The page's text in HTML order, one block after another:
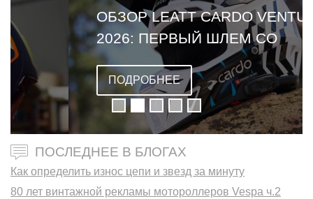
ОБЗОР LEATT CARDO VENTURE
2026: ПЕРВЫЙ ШЛЕМ СО
ВСТРОЕННОЙ ГАРНИТУРОЙ
ПОДРОБНЕЕ
ПОСЛЕДНЕЕ В БЛОГАХ
Как определить износ цепи и звезд за минуту
80 лет винтажной рекламы мотороллеров Vespa ч.2